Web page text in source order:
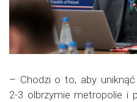
– Chodzi o to, aby
2-3 olbrzymie metropolie i